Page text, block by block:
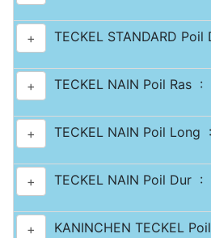
+ TECKEL STANDARD
+ TECKEL NAIN Poil Ras :
+ TECKEL NAIN Poil Long
+ TECKEL NAIN Poil Dur :
+ KANINCHEN TECKEL